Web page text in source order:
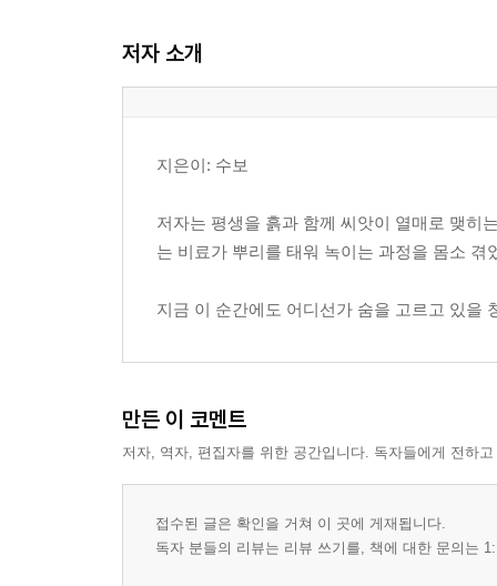
저자 소개
지은이: 수보
저자는 평생을 흙과 함께 씨앗이 열매로 맺히
는 비료가 뿌리를 태워 녹이는 과정을 몸소 겪
지금 이 순간에도 어디선가 숨을 고르고 있을
만든 이 코멘트
저자, 역자, 편집자를 위한 공간입니다. 독자들에게 전하
접수된 글은 확인을 거쳐 이 곳에 게재됩니다.
독자 분들의 리뷰는 리뷰 쓰기를, 책에 대한 문의는